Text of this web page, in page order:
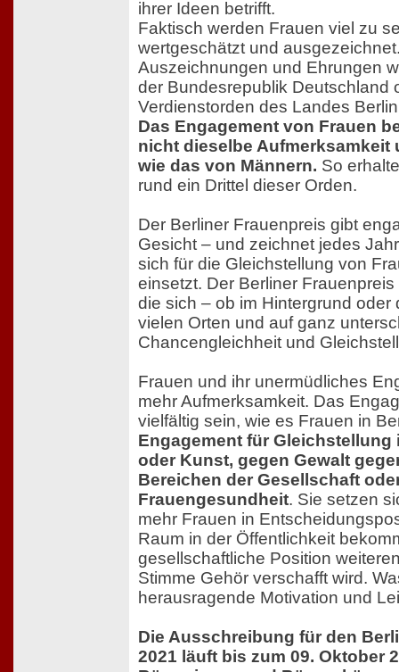
ihrer Ideen betrifft.
Faktisch werden Frauen viel zu
wertgeschätzt und
Auszeichnungen und Ehrungen
der Bundesrepublik Deutschland
Verdienstorden des Landes
Das Engagement von Frauen
nicht dieselbe Aufmerksamkeit
wie das von Männern. So
rund ein Drittel dieser Orden.
Der Berliner Frauenpreis gibt
Gesicht – und zeichnet jedes
sich für die Gleichstellung von
einsetzt. Der Berliner
die sich – ob im Hintergrund oder
vielen Orten und auf ganz
Chancengleichheit und
Frauen und ihr unermüdliches
mehr Aufmerksamkeit. Das
vielfältig sein, wie es Frauen in
Engagement für Gleichstellung
oder Kunst, gegen Gewalt
Bereichen der Gesellschaft
Frauengesundheit. Sie setzen
mehr Frauen in
Raum in der Öffentlichkeit
gesellschaftliche Position
Stimme Gehör verschafft wird.
herausragende Motivation und
Die Ausschreibung für den
2021 läuft bis zum 09. Oktober